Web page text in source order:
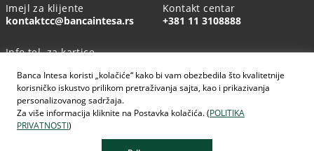
Banca Intesa koristi „kolačiće“ kako bi vam obezbedila što kvalitetnije
korisničko iskustvo prilikom pretraživanja sajta, kao i prikazivanja
personalizovanog sadržaja.
Za više informacija kliknite na Postavka kolačića. (POLITIKA
PRIVATNOSTI)
Imejl za klijente
kontaktcc@bancaintesa.rs
Kontakt centar
+381 11 3108888
Info tel. za kartice